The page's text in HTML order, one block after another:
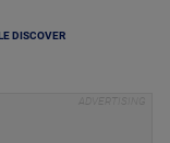
DISCOVER